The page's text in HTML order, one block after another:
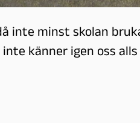
inte minst skolan
känner igen oss